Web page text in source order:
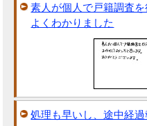
素人が個人で戸籍調査
よくわかりました
処理も早いし、途中経